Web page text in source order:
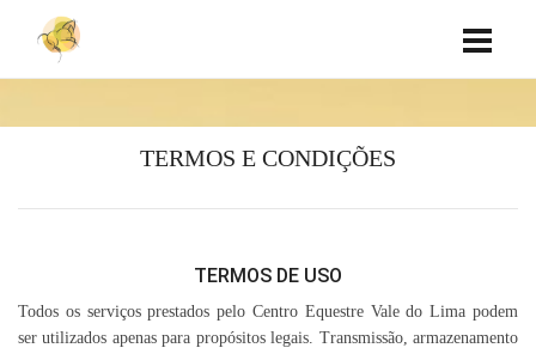
TERMOS E CONDIÇÕES
TERMOS DE USO
Todos os serviços prestados pelo Centro Equestre Vale do Lima podem
ser utilizados apenas para propósitos legais. Transmissão, armazenamento